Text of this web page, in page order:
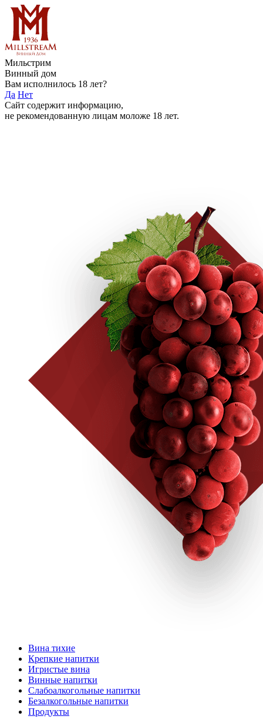
Мильстрим
Винный дом
Вам исполнилось 18 лет?
Да Нет
Сайт содержит информацию,
не рекомендованную лицам моложе 18 лет.
Вина тихие
Крепкие напитки
Игристые вина
Винные напитки
Слабоалкогольные напитки
Безалкогольные напитки
Продукты